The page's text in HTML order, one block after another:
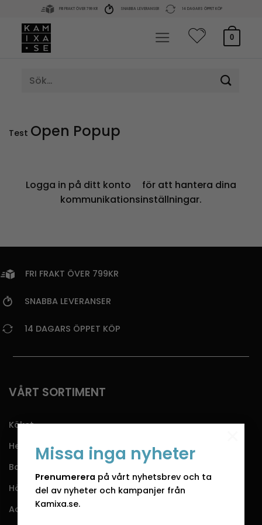
Missa inga nyheter
Prenumerera på vårt nyhetsbrev och ta
del av nyheter och kampanjer från
Kamixa.se.
content
FRI FRAKT ÖVER 799 KR SNABBA LEVERANSER 14 DAGARS ÖPPET KÖP
0
Sök
Test Open Popup
Logga in på ditt konto
för att hantera dina
kommunikationsinställningar.
FRI FRAKT ÖVER 799KR
SNABBA LEVERANSER
14 DAGARS ÖPPET KÖP
VÅRT SORTIMENT
Köket
Hemmet
Badrummet
Högtider
Accessoarer